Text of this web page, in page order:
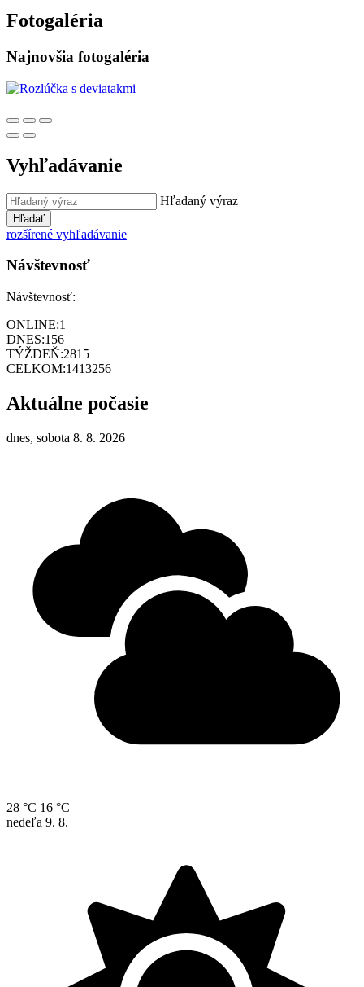
Fotogaléria
Najnovšia fotogaléria
Vyhľadávanie
Hľadaný výraz
Hľadať
rozšírené vyhľadávanie
Návštevnosť
Návštevnosť:
ONLINE:1
DNES:156
TÝŽDEŇ:2815
CELKOM:1413256
Aktuálne počasie
dnes, sobota 8. 8. 2026
28 °C 16 °C
nedeľa 9. 8.